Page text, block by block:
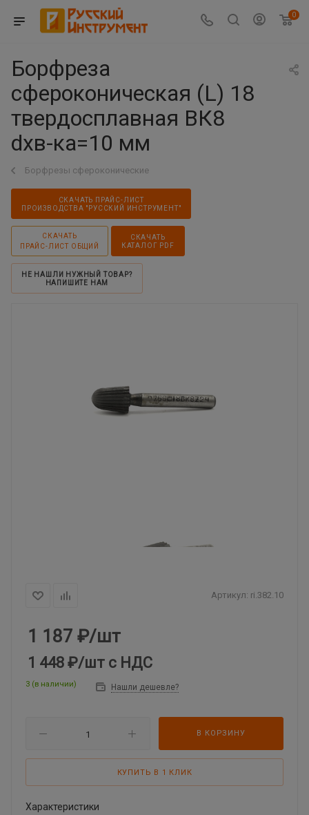
0
Борфреза
сфероконическая (L) 18
твердосплавная ВК8
dхв-ка=10 мм
Борфрезы сфероконические
СКАЧАТЬ ПРАЙС-ЛИСТ
ПРОИЗВОДСТВА "РУССКИЙ ИНСТРУМЕНТ"
СКАЧАТЬ
ПРАЙС-ЛИСТ ОБЩИЙ
СКАЧАТЬ
КАТАЛОГ PDF
НЕ НАШЛИ НУЖНЫЙ ТОВАР?
НАПИШИТЕ НАМ
Артикул: ri.382.10
1 187 ₽/шт
1 448 ₽/шт с НДС
3 (в наличии) Нашли дешевле?
В КОРЗИНУ
КУПИТЬ В 1 КЛИК
Характеристики